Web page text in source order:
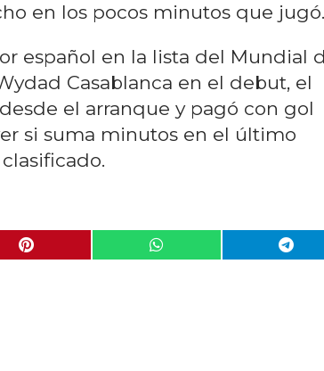
en los pocos minutos que jugó.
español en la lista del Mundial
Casablanca en el debut, el
el arranque y pagó con gol
si suma minutos en el último